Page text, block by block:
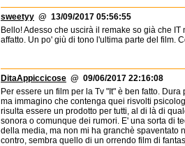
sweetyy @ 13/09/2017 05:56:55
Bello! Adesso che uscirà il remake so già che
affatto. Un po' giù di tono l'ultima parte del film.
DitaAppiccicose @ 09/06/2017 22:16:08
Per essere un film per la Tv "It" è ben fatto.
ma immagino che contenga quei risvolti
risulta essere un prodotto per tutti, al di là di
sonora o comunque dei rumori. E' una sorta di
della media, ma non mi ha granchè spaventato
contro, sembra quello di un orrendo film di